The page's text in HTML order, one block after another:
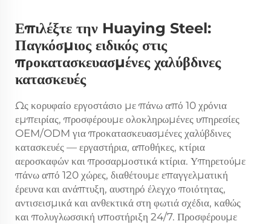
Επιλέξτε την Huaying Steel:
Παγκόσμιος ειδικός στις
προκατασκευασμένες χαλύβδινες
κατασκευές
Ως κορυφαίο εργοστάσιο με πάνω από 10 χρόνια
εμπειρίας, προσφέρουμε ολοκληρωμένες υπηρεσίες
OEM/ODM για προκατασκευασμένες χαλύβδινες
κατασκευές — εργαστήρια, αποθήκες, κτίρια
αεροσκαφών και προσαρμοστικά κτίρια. Υπηρετούμε
πάνω από 120 χώρες, διαθέτουμε επαγγελματική
έρευνα και ανάπτυξη, αυστηρό έλεγχο ποιότητας,
αντισεισμικά και ανθεκτικά στη φωτιά σχέδια, καθώς
και πολυγλωσσική υποστήριξη 24/7. Προσφέρουμε